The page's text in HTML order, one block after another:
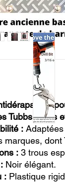
Tubbs, Atlas
:
marques, dont
: 3 trous
Noir élégant.
: Plastique